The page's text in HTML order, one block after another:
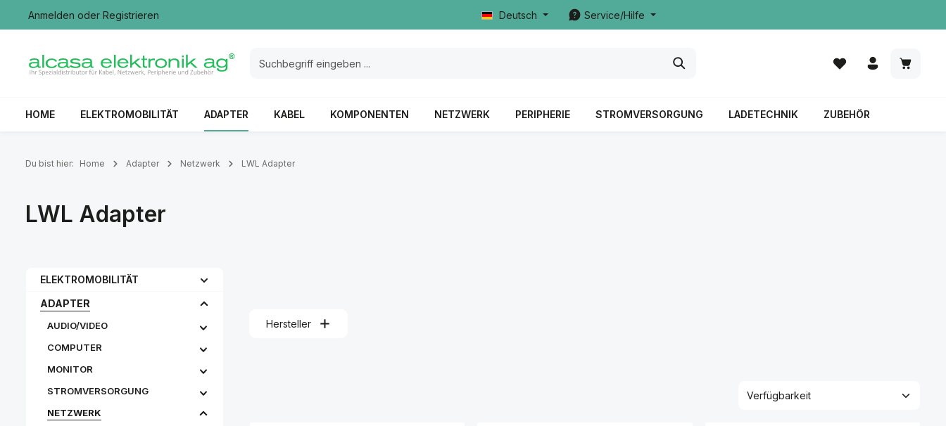
Zur Hauptnavigation springen
Anmelden oder Registrieren Deutsch Service/Hilfe
HOME ELEKTROMOBILITÄT ADAPTER KABEL KOMPONENTEN NETZWERK PERIPHERIE STROMVERSORGUNG LADETECHNIK ZUBEHÖR
Du bist hier: Home Adapter Netzwerk LWL Adapter
LWL Adapter
ELEKTROMOBILITÄT
ADAPTER
AUDIO/VIDEO
COMPUTER
MONITOR
STROMVERSORGUNG
NETZWERK
Hersteller